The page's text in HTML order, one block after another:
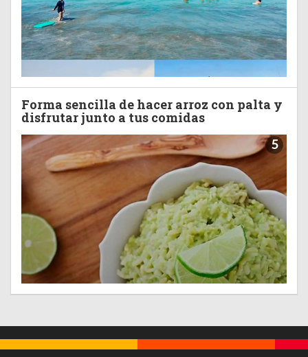
Forma sencilla de hacer arroz con palta y
disfrutar junto a tus comidas
5